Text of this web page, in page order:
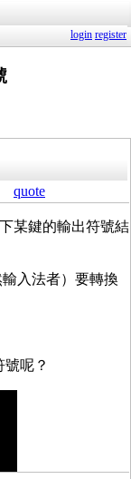
login register
quote
某鍵的輸出符號結
入法者）要轉換
呢？